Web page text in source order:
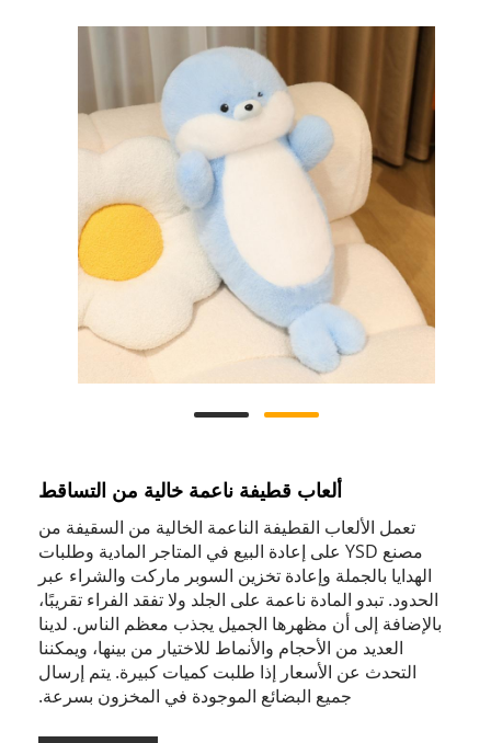
ألعاب قطيفة ناعمة خالية من التساقط
تعمل الألعاب القطيفة الناعمة الخالية من السقيفة من
مصنع YSD على إعادة البيع في المتاجر المادية وطلبات
الهدايا بالجملة وإعادة تخزين السوبر ماركت والشراء عبر
الحدود. تبدو المادة ناعمة على الجلد ولا تفقد الفراء تقريبًا،
بالإضافة إلى أن مظهرها الجميل يجذب معظم الناس. لدينا
العديد من الأحجام والأنماط للاختيار من بينها، ويمكننا
التحدث عن الأسعار إذا طلبت كميات كبيرة. يتم إرسال
جميع البضائع الموجودة في المخزون بسرعة.